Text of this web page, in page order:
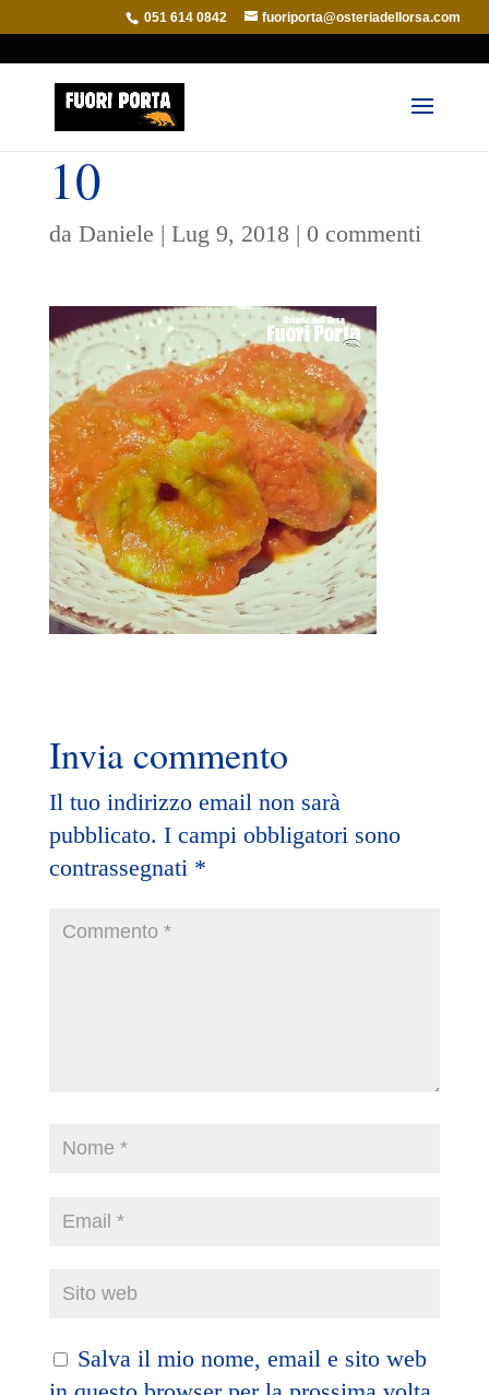
051 614 0842 fuoriporta@osteriadellorsa.com
10
da Daniele | Lug 9, 2018 | 0 commenti
Invia commento
Il tuo indirizzo email non sarà
pubblicato. I campi obbligatori sono
contrassegnati *
Salva il mio nome, email e sito web